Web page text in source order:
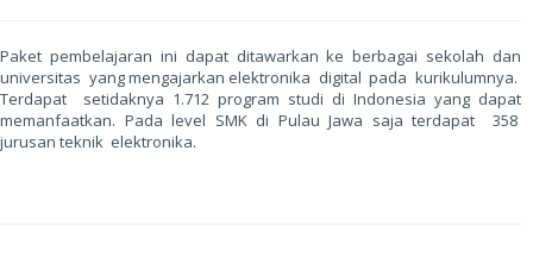
Paket pembelajaran ini dapat ditawarkan ke berbagai sekolah dan
universitas yang mengajarkan elektronika digital pada kurikulumnya.
Terdapat setidaknya 1.712 program studi di Indonesia yang dapat
memanfaatkan. Pada level SMK di Pulau Jawa saja terdapat 358
jurusan teknik elektronika.